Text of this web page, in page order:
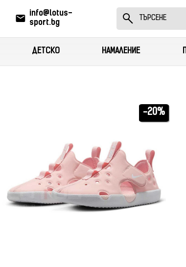
info@lotus-
sport.bg
ДЕТСКО НАМАЛЕНИЕ
-20%